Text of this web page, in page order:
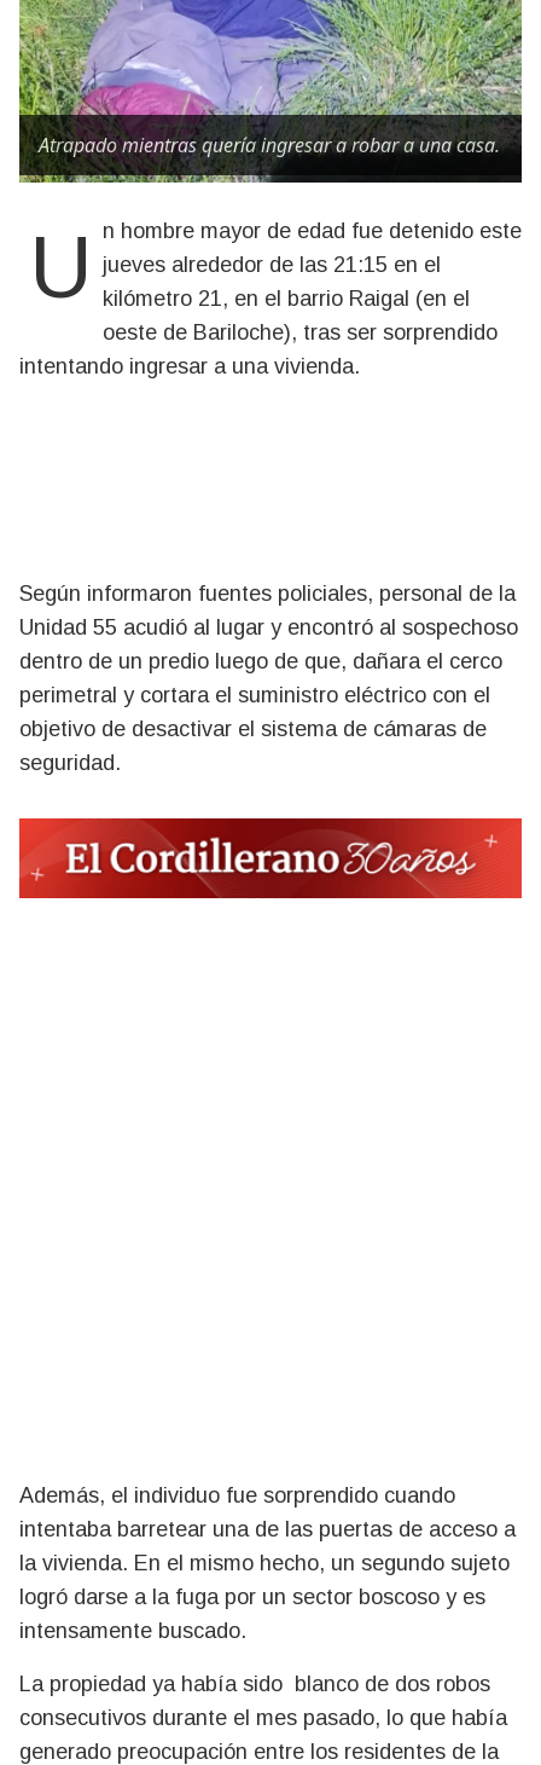
Atrapado mientras quería ingresar a robar a una casa.
Un hombre mayor de edad fue detenido este
jueves alrededor de las 21:15 en el
kilómetro 21, en el barrio Raigal (en el
oeste de Bariloche), tras ser sorprendido
intentando ingresar a una vivienda.
Según informaron fuentes policiales, personal de la
Unidad 55 acudió al lugar y encontró al sospechoso
dentro de un predio luego de que, dañara el cerco
perimetral y cortara el suministro eléctrico con el
objetivo de desactivar el sistema de cámaras de
seguridad.
Además, el individuo fue sorprendido cuando
intentaba barretear una de las puertas de acceso a
la vivienda. En el mismo hecho, un segundo sujeto
logró darse a la fuga por un sector boscoso y es
intensamente buscado.
La propiedad ya había sido blanco de dos robos
consecutivos durante el mes pasado, lo que había
generado preocupación entre los residentes de la